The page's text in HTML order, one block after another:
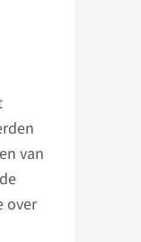
van
over